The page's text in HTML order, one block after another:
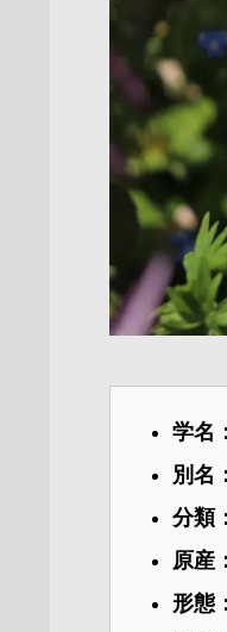
学名
別名
分類
原産
形態